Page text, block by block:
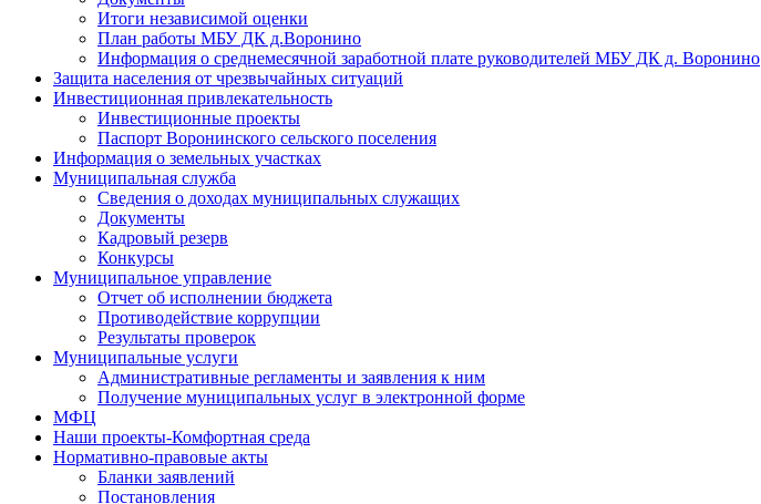
Итоги независимой оценки
План работы МБУ ДК д.Воронино
Информация о среднемесячной заработной плате руководителей МБУ ДК д. Воронино
Защита населения от чрезвычайных ситуаций
Инвестиционная привлекательность
Инвестиционные проекты
Паспорт Воронинского сельского поселения
Информация о земельных участках
Муниципальная служба
Сведения о доходах муниципальных служащих
Документы
Кадровый резерв
Конкурсы
Муниципальное управление
Отчет об исполнении бюджета
Противодействие коррупции
Результаты проверок
Муниципальные услуги
Административные регламенты и заявления к ним
Получение муниципальных услуг в электронной форме
МФЦ
Наши проекты-Комфортная среда
Нормативно-правовые акты
Бланки заявлений
Постановления